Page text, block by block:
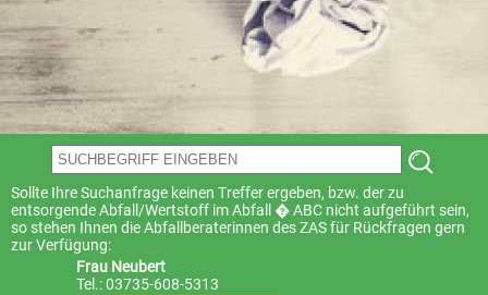
Sollte Ihre Suchanfrage keinen Treffer ergeben, bzw. der zu
entsorgende Abfall/Wertstoff im Abfall � ABC nicht aufgeführt sein,
so stehen Ihnen die Abfallberaterinnen des ZAS für Rückfragen gern
zur Verfügung:
Frau Neubert
Tel.: 03735-608-5313